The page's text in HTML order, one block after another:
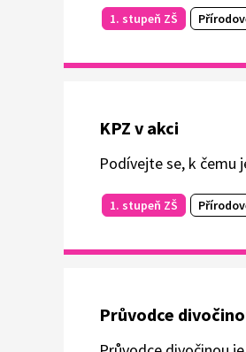
1. stupeň ZŠ
KPZ v akci
Podívejte se, k čemu
1. stupeň ZŠ
Průvodce